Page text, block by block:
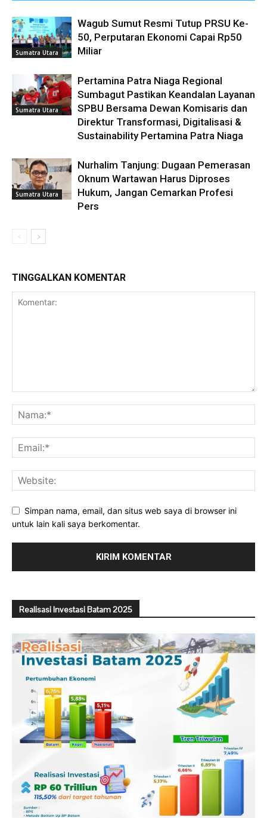
Sumatra Utara
Wagub Sumut Resmi Tutup PRSU Ke-
50, Perputaran Ekonomi Capai Rp50
Miliar
Sumatra Utara
Pertamina Patra Niaga Regional
Sumbagut Pastikan Keandalan Layanan
SPBU Bersama Dewan Komisaris dan
Direktur Transformasi, Digitalisasi &
Sustainability Pertamina Patra Niaga
Sumatra Utara
Nurhalim Tanjung: Dugaan Pemerasan
Oknum Wartawan Harus Diproses
Hukum, Jangan Cemarkan Profesi
Pers
TINGGALKAN KOMENTAR
Simpan nama, email, dan situs web saya di browser ini
untuk lain kali saya berkomentar.
Realisasi Investasi Batam 2025